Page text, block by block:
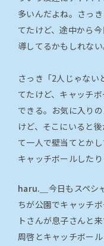
多いんだよね。さっ
てたけど、途中から
導してるかもしれない
さっき「2人じゃない
てたけど、キャッチ
できる。お気に入り
けど、そこにいると
て一人で壁当てとか
キャッチボールしたり
haru.＿ 今日もスペシ
ちが公園でキャッチ
トさんが息子さんと
周啓とキャッチボー